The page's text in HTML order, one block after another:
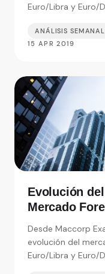
Euro/Libra y Euro/
ANÁLISIS
15 APR 2019
Evolución
Mercado
de moneda
Desde Maccorp
evolución del
Euro/Libra y Euro/